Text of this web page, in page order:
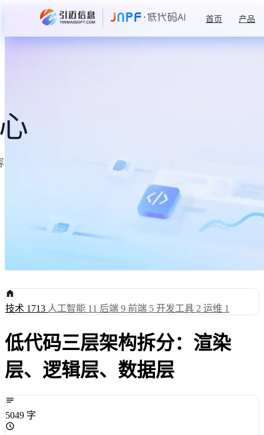
首页 产品
技术 1713 人工智能 11 后端 9 前端 5 开发工具 2 运维 1
低代码三层架构拆分：渲染
层、逻辑层、数据层
5049 字